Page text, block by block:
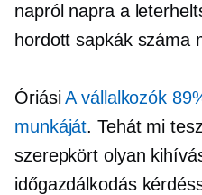
napról napraa
hordott sapkák száma
ÓriásiA vállalkozók
munkáját. Tehát mi
szerepkört olyan
időgazdálkodás